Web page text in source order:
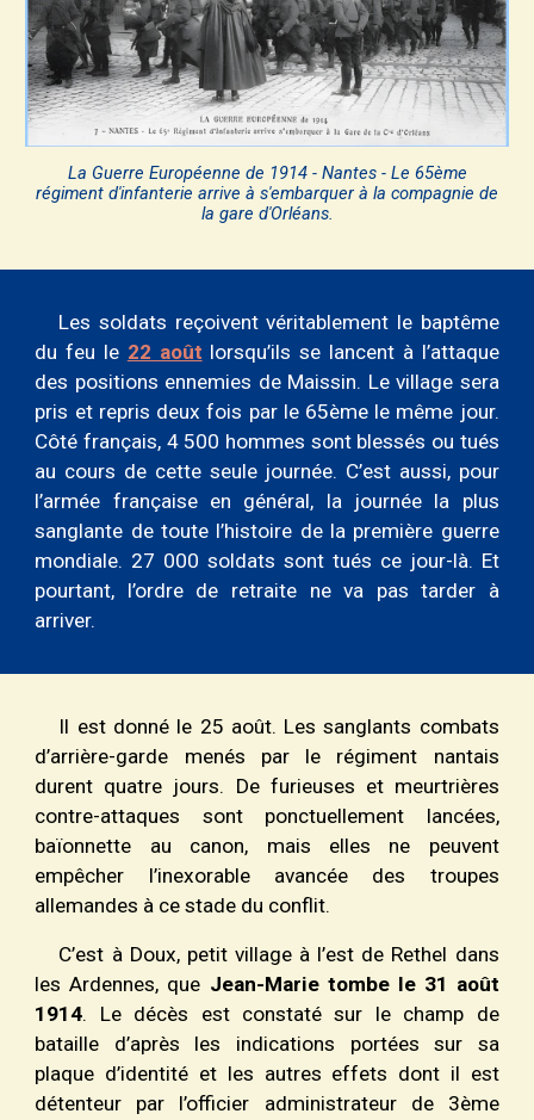
La Guerre Européenne de 1914 - Nantes - Le 65ème
régiment d'infanterie arrive à s'embarquer à la compagnie de
la gare d'Orléans.
Les soldats reçoivent véritablement le baptême
du feu le 22 août lorsqu’ils se lancent à l’attaque
des positions ennemies de Maissin. Le village sera
pris et repris deux fois par le 65ème le même jour.
Côté français, 4 500 hommes sont blessés ou tués
au cours de cette seule journée. C’est aussi, pour
l’armée française en général, la journée la plus
sanglante de toute l’histoire de la première guerre
mondiale. 27 000 soldats sont tués ce jour-là. Et
pourtant, l’ordre de retraite ne va pas tarder à
arriver.
Il est donné le 25 août. Les sanglants combats
d’arrière-garde menés par le régiment nantais
durent quatre jours. De furieuses et meurtrières
contre-attaques sont ponctuellement lancées,
baïonnette au canon, mais elles ne peuvent
empêcher l’inexorable avancée des troupes
allemandes à ce stade du conflit.
C’est à Doux, petit village à l’est de Rethel dans
les Ardennes, que Jean-Marie tombe le 31 août
1914. Le décès est constaté sur le champ de
bataille d’après les indications portées sur sa
plaque d’identité et les autres effets dont il est
détenteur par l’officier administrateur de 3ème